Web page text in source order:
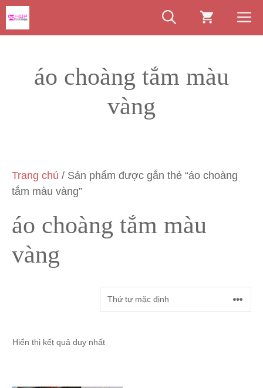
Chuyển
đến
nội
áo choàng tắm màu
vàng
Trang chủ / Sản phẩm được gắn thẻ “áo choàng
tắm màu vàng”
áo choàng tắm màu
vàng
Hiển thị kết quả duy nhất